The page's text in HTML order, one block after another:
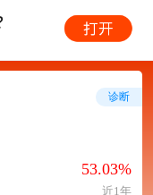
53.03%
近1年
诊断